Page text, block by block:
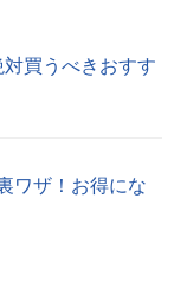
買うべきおすす
ワザ！お得にな